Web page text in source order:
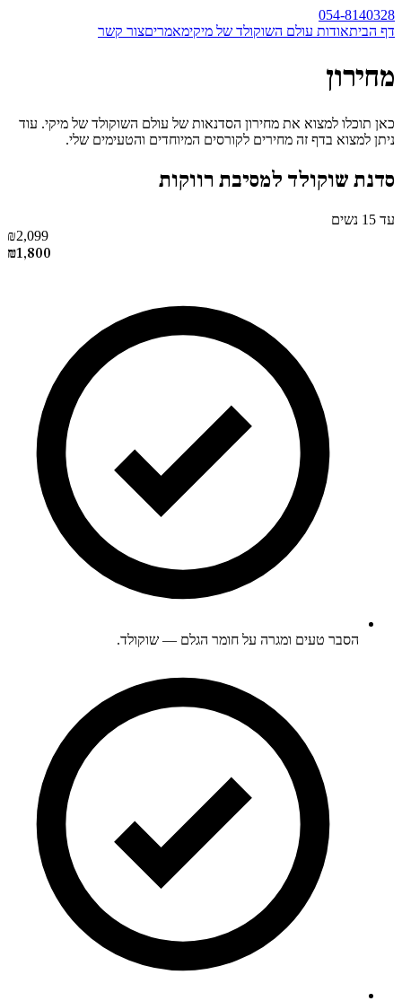
054-8140328
דף הביתאודות עולם השוקולד של מיקימאמריםצור קשר
מחירון
כאן תוכלו למצוא את מחירון הסדנאות של עולם השוקולד של מיקי. עוד
ניתן למצוא בדף זה מחירים לקורסים המיוחדים והטעימים שלי.
סדנת שוקולד למסיבת רווקות
עד 15 נשים
₪2,099
₪1,800
הסבר טעים ומגרה על חומר הגלם — שוקולד.